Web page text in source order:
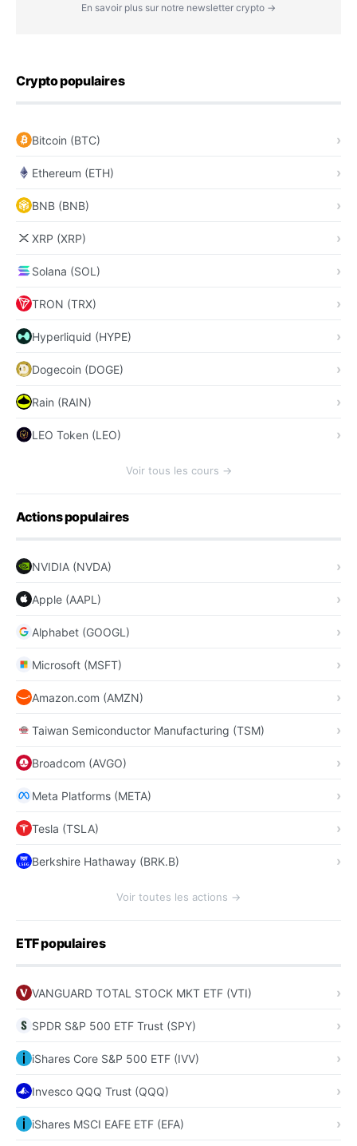
En savoir plus sur notre newsletter crypto →
Crypto populaires
Bitcoin (BTC)
Ethereum (ETH)
BNB (BNB)
XRP (XRP)
Solana (SOL)
TRON (TRX)
Hyperliquid (HYPE)
Dogecoin (DOGE)
Rain (RAIN)
LEO Token (LEO)
Voir tous les cours →
Actions populaires
NVIDIA (NVDA)
Apple (AAPL)
Alphabet (GOOGL)
Microsoft (MSFT)
Amazon.com (AMZN)
Taiwan Semiconductor Manufacturing (TSM)
Broadcom (AVGO)
Meta Platforms (META)
Tesla (TSLA)
Berkshire Hathaway (BRK.B)
Voir toutes les actions →
ETF populaires
VANGUARD TOTAL STOCK MKT ETF (VTI)
SPDR S&P 500 ETF Trust (SPY)
iShares Core S&P 500 ETF (IVV)
Invesco QQQ Trust (QQQ)
iShares MSCI EAFE ETF (EFA)